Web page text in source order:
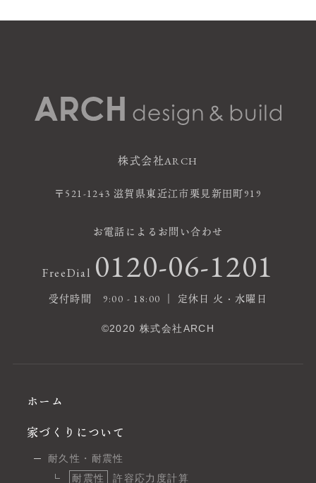
株式会社ARCH
〒521-1243 滋賀県東近江市栗見新田町919
お電話によるお問い合わせ
FreeDial 0120-06-1201
受付時間 9:00 - 18:00 ｜ 定休日 火・水曜日
©2020 株式会社ARCH
ホーム
家づくりについて
耐久性・耐震性
耐震性
許容応力度計算